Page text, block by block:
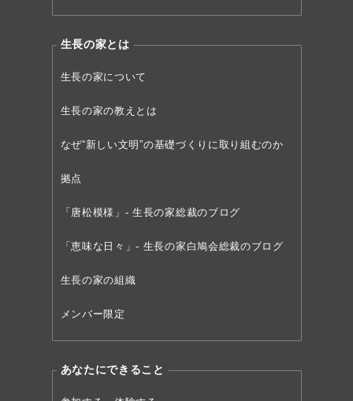
生長の家とは
生長の家について
生長の家の教えとは
なぜ“新しい文明”の基礎づくりに取り組むのか
拠点
「唐松模様」- 生長の家総裁のブログ
「恵味な日々」- 生長の家白鳩会総裁のブログ
生長の家の組織
メンバー限定
あなたにできること